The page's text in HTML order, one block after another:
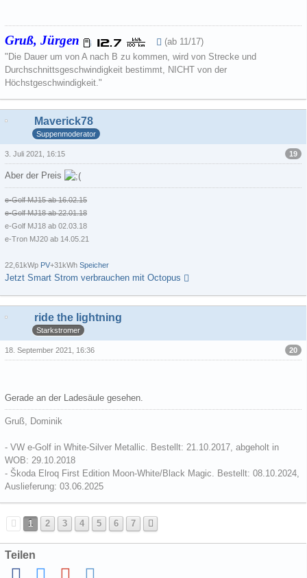
Gruß, Jürgen
(ab 11/17)
"Die Dauer um von A nach B zu kommen, wird von Strecke und
Durchschnittsgeschwindigkeit bestimmt, NICHT von der
Höchstgeschwindigkeit."
Maverick78
Suppenmoderator
19
3. Juli 2021, 16:15
Aber der Preis
e-Golf MJ15 ab 16.02.15
e-Golf MJ18 ab 22.01.18
e-Golf MJ18 ab 02.03.18
e-Tron MJ20 ab 14.05.21
22,61kWp PV+31kWh Speicher
Jetzt Smart Strom verbrauchen mit Octopus
ride the lightning
Starkstromer
20
18. September 2021, 16:36
Gerade an der Ladesäule gesehen.
Gruß, Dominik
- VW e-Golf in White-Silver Metallic. Bestellt: 21.10.2017, abgeholt in
WOB: 29.10.2018
- Škoda Elroq First Edition Moon-White/Black Magic. Bestellt: 08.10.2024,
Auslieferung: 03.06.2025
1 2 3 4 5 6 7
Teilen